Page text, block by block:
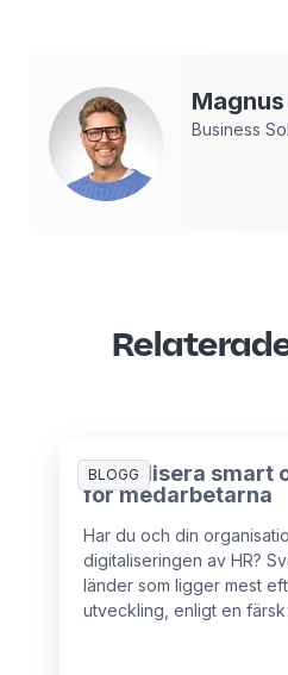
Magnus
Business
BLOGG
Digitalisera smart
för medarbetarna
Har du och din
digitaliseringen av HR?
länder som ligger mest
utveckling, enligt en
mer personlig relation till